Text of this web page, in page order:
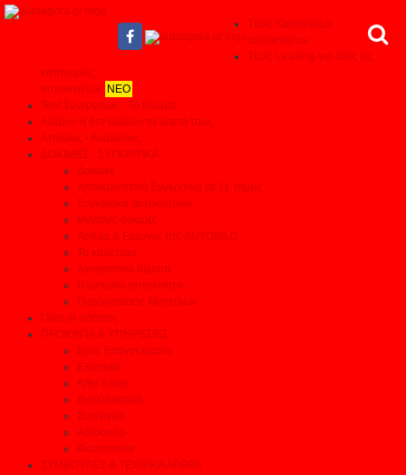
Τιμές Καινούριων
αυτοκινήτων
Τιμές Leasing για όλες τις
κατηγορίες
αυτοκινήτων ΝΕΟ
Test Συνεργείων - Το θαύμα!
Αξίζουν ή δεν αξίζουν τα λεφτά τους
Απόψεις - Αναλύσεις
ΔΟΚΙΜΕΣ - ΣΥΓΚΡΙΤΙΚΑ
Δοκιμές
Αποκαλυπτικά Συγκριτικά σε 11 τομείς
Συγκριτικά αυτοκινήτων
Μεγάλες δοκιμές
Αρθρα & Ερευνες της AUTOBILD
Τα καλύτερα
Αγοραστικά θέματα
Ηλεκτρικά αυτοκίνητα
Παρουσιάσεις Μοντέλων
Όλες οι ειδήσεις
ΠΡΟΙΟΝΤΑ & ΥΠΗΡΕΣΙΕΣ
Βρες Επαγγελματία
Ελαστικά
After sales
Ανταλλακτικά
Συνεργεία
Αξεσουάρ
Φανοποιεία
ΣΥΜΒΟΥΛΕΣ & ΤΕΧΝΙΚΑ ΑΡΘΡΑ